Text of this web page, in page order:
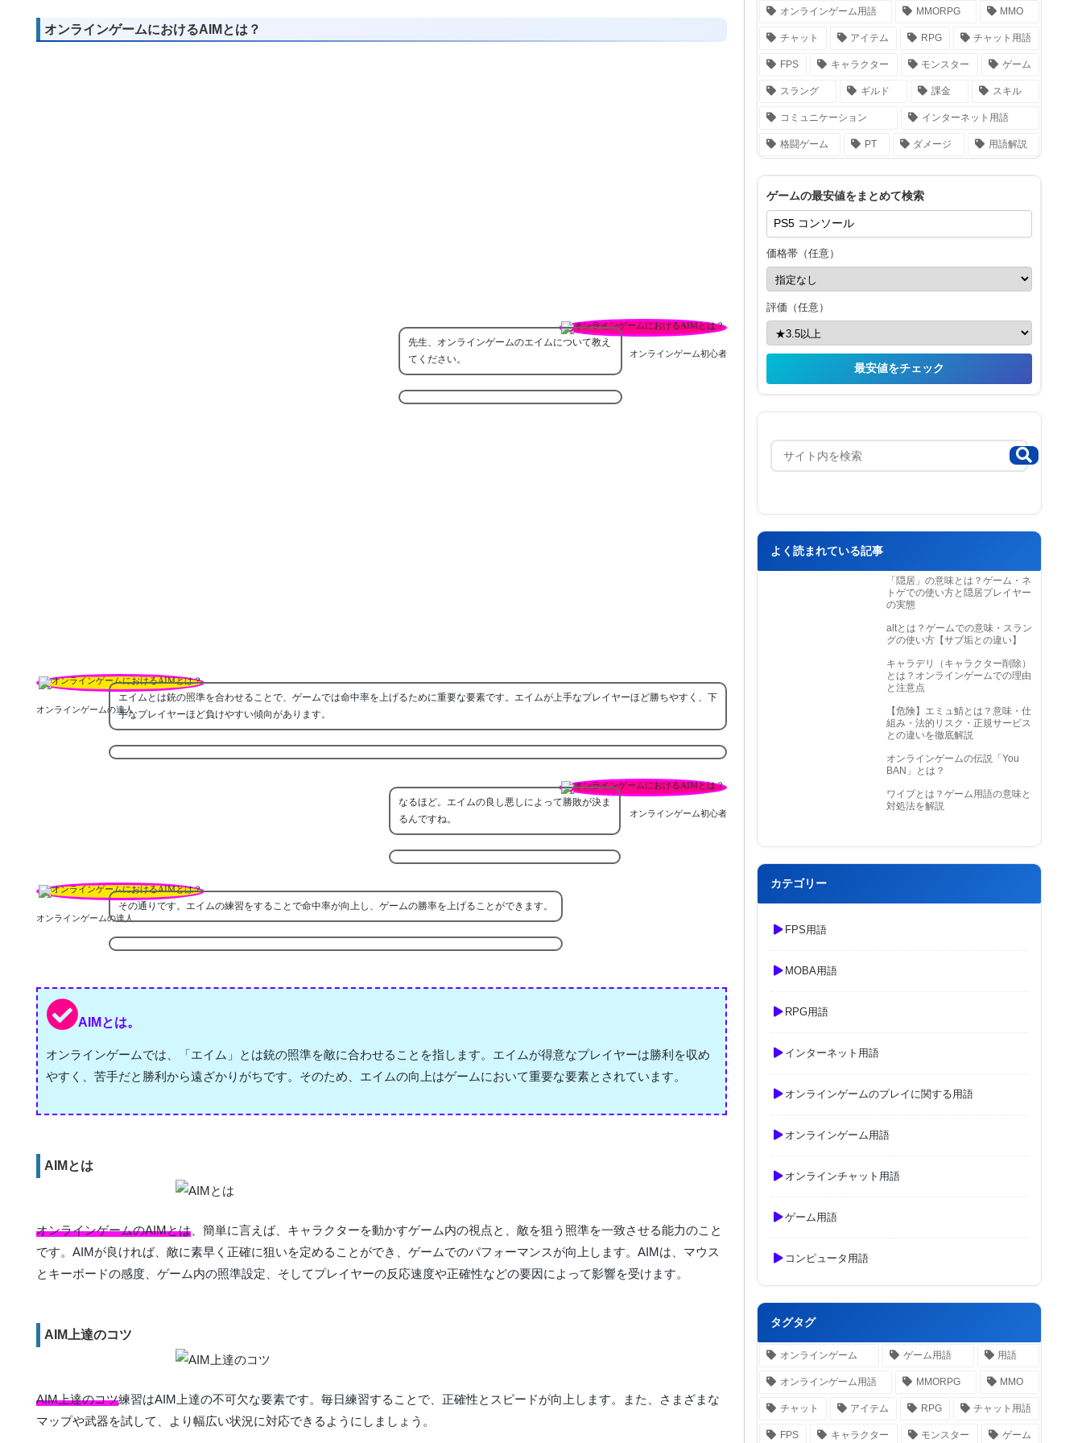
オンラインゲームにおけるAIMとは？
オンラインゲーム初心者
先生、オンラインゲームのエイムについて教え
てください。
オンラインゲームの達人
エイムとは銃の照準を合わせることで、ゲームでは命中率を上げるために重要な要素です。エイムが上手なプレイヤーほど勝ちやすく、下
手なプレイヤーほど負けやすい傾向があります。
オンラインゲーム初心者
なるほど。エイムの良し悪しによって勝敗が決ま
るんですね。
オンラインゲームの達人
その通りです。エイムの練習をすることで命中率が向上し、ゲームの勝率を上げることができます。
AIMとは。
オンラインゲームでは、「エイム」とは銃の照準を敵に合わせることを指します。エイムが得意なプレイヤーは勝利を収め
やすく、苦手だと勝利から遠ざかりがちです。そのため、エイムの向上はゲームにおいて重要な要素とされています。
AIMとは
オンラインゲームのAIMとは 、簡単に言えば、キャラクターを動かすゲーム内の視点と、敵を狙う照準を一致させる能力のこと
です。AIMが良ければ、敵に素早く正確に狙いを定めることができ、ゲームでのパフォーマンスが向上します。AIMは、マウス
とキーボードの感度、ゲーム内の照準設定、そしてプレイヤーの反応速度や正確性などの要因によって影響を受けます。
AIM上達のコツ
AIM上達のコツ練習はAIM上達の不可欠な要素です。毎日練習することで、正確性とスピードが向上します。また、さまざまな
マップや武器を試して、より幅広い状況に対応できるようにしましょう。
オンラインゲーム用語 MMORPG MMO
チャット アイテム RPG チャット用語
FPS キャラクター モンスター ゲーム
スラング ギルド 課金 スキル
コミュニケーション インターネット用語
格闘ゲーム PT ダメージ 用語解説
ゲームの最安値をまとめて検索
価格帯（任意）
評価（任意）
最安値をチェック
よく読まれている記事
「隠居」の意味とは？ゲーム・ネ
トゲでの使い方と隠居プレイヤー
の実態
altとは？ゲームでの意味・スラン
グの使い方【サブ垢との違い】
キャラデリ（キャラクター削除）
とは？オンラインゲームでの理由
と注意点
【危険】エミュ鯖とは？意味・仕
組み・法的リスク・正規サービス
との違いを徹底解説
オンラインゲームの伝説「You
BAN」とは？
ワイプとは？ゲーム用語の意味と
対処法を解説
カテゴリー
FPS用語
MOBA用語
RPG用語
インターネット用語
オンラインゲームのプレイに関する用語
オンラインゲーム用語
オンラインチャット用語
ゲーム用語
コンピュータ用語
タグタグ
オンラインゲーム ゲーム用語 用語
オンラインゲーム用語 MMORPG MMO
チャット アイテム RPG チャット用語
FPS キャラクター モンスター ゲーム